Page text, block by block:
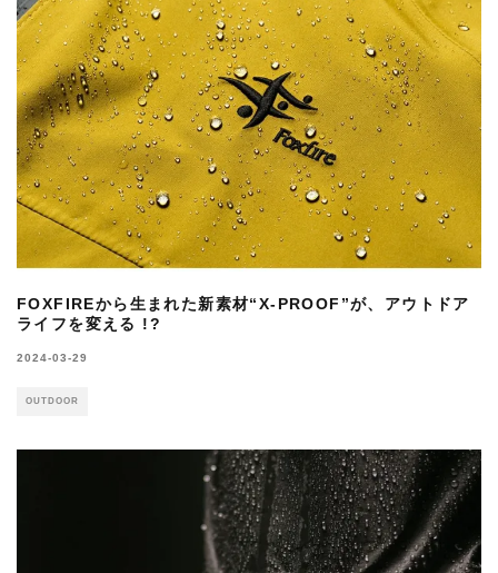
FOXFIREから生まれた新素材“X-PROOF”が、アウトドア
ライフを変える !?
2024-03-29
OUTDOOR